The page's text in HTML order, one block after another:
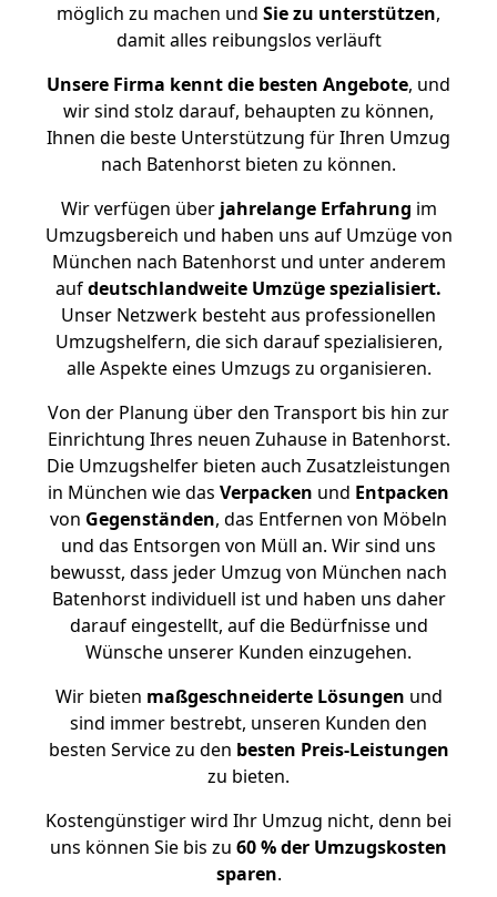
möglich zu machen und Sie zu unterstützen,
damit alles reibungslos verläuft
Unsere Firma kennt die besten Angebote, und
wir sind stolz darauf, behaupten zu können,
Ihnen die beste Unterstützung für Ihren Umzug
nach Batenhorst bieten zu können.
Wir verfügen überjahrelange Erfahrung im
Umzugsbereich und haben uns auf Umzüge von
München nach Batenhorst und unter anderem
aufdeutschlandweite Umzüge spezialisiert.
Unser Netzwerk besteht aus professionellen
Umzugshelfern, die sich darauf spezialisieren,
alle Aspekte eines Umzugs zu organisieren.
Von der Planung über den Transport bis hin zur
Einrichtung Ihres neuen Zuhause in Batenhorst.
Die Umzugshelfer bieten auch Zusatzleistungen
in München wie das Verpacken und Entpacken
von Gegenständen, das Entfernen von Möbeln
und das Entsorgen von Müll an. Wir sind uns
bewusst, dass jeder Umzug von München nach
Batenhorst individuell ist und haben uns daher
darauf eingestellt, auf die Bedürfnisse und
Wünsche unserer Kunden einzugehen.
Wir bieten maßgeschneiderte Lösungen und
sind immer bestrebt, unseren Kunden den
besten Service zu den besten Preis-Leistungen
zu bieten.
Kostengünstiger wird Ihr Umzug nicht, denn bei
uns können Sie bis zu 60 % der Umzugskosten
sparen.